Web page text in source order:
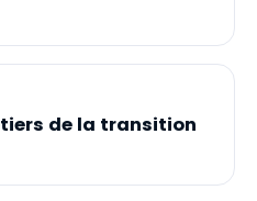
de la transition